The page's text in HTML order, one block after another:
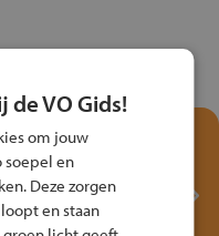
met het
Veilig Verkeersspel
VO Gids!
om jouw
soepel en
Deze zorgen
en staan